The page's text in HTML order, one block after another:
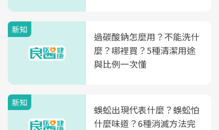
新知
過碳酸鈉怎麼用？不能洗什
麼？哪裡買？5種清潔用途
與比例一次懂
新知
蜈蚣出現代表什麼？蜈蚣怕
什麼味道？6種消滅方法完